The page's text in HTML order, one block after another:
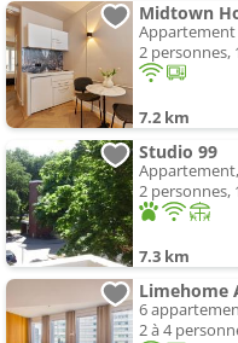
Midtown
Appartement
2 personnes,
7.2 km
Studio 99
2 personnes,
7.3 km
Limehome
6
2 à 4